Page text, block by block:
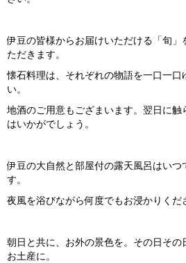
伊豆の皆様からお届けいただける「旬
ただきます。
懐石料理は、それぞれの物語を一口一口
い。
地酒のご用意もござまいます。翌日に
はいかがでしょう。
伊豆の大自然と部屋付の露天風呂はいつ
す。
夜風を浴びながら何度でもお浸かりくだ
朝日と共に、お外の景色を。その日そ
お土産に。